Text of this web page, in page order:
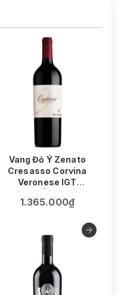
Vang Đỏ Ý Zenato
Cresasso Corvina
Veronese IGT
1.365.000₫